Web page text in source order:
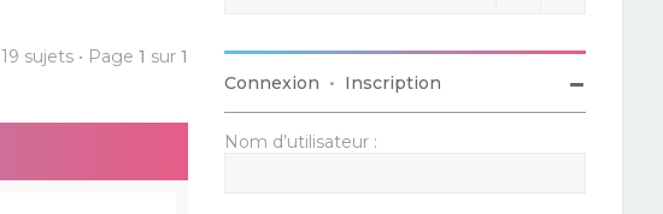
19 sujets • Page1 sur1
Connexion • Inscription
Nom d’utilisateur :